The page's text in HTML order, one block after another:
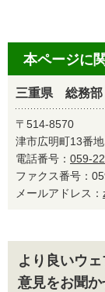
本ページに
三重県 総務
〒514-8570
津市広明町13番地
電話番号： 059-
ファクス番号：
メールアドレス：
より良いウ
意見をお聞